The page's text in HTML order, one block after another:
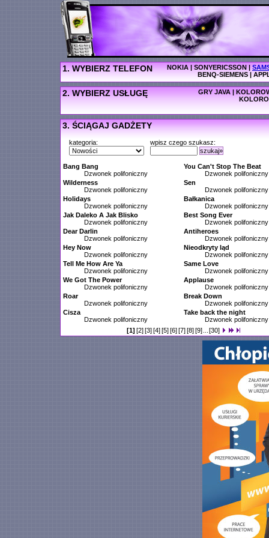
1. WYBIERZ TELEFON NOKIA|SONYERICSSON|
BENQ-SIEMENS|
2. WYBIERZ USŁUGĘ GRY JAVA |
3. ŚCIĄGAJ GADŻETY
kategoria:
wpisz czego szukasz:
szukaj»
Bang Bang
Dzwonek polifoniczny
You Can't Stop The Beat
Dzwonek polifoniczny
Wilderness
Dzwonek polifoniczny
Sen
Dzwonek polifoniczny
Holidays
Dzwonek polifoniczny
Bałkanica
Dzwonek polifoniczny
Jak Daleko A Jak Blisko
Dzwonek polifoniczny
Best Song Ever
Dzwonek polifoniczny
Dear Darlin
Dzwonek polifoniczny
Antiheroes
Dzwonek polifoniczny
Hey Now
Dzwonek polifoniczny
Nieodkryty ląd
Dzwonek polifoniczny
Tell Me How Are Ya
Dzwonek polifoniczny
Same Love
Dzwonek polifoniczny
We Got The Power
Dzwonek polifoniczny
Applause
Dzwonek polifoniczny
Roar
Dzwonek polifoniczny
Break Down
Dzwonek polifoniczny
Cisza
Dzwonek polifoniczny
Take back the night
Dzwonek polifoniczny
[1] [2] [3] [4] [5] [6] [7] [8] [9] [30]